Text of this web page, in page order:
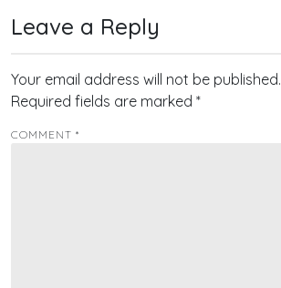
Leave a Reply
Your email address will not be published.
Required fields are marked *
COMMENT *